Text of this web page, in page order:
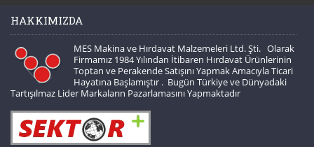
HAKKIMIZDA
MES Makina ve Hırdavat Malzemeleri Ltd. Şti. Olarak
Firmamız 1984 Yılından İtibaren Hırdavat Ürünlerinin
Toptan ve Perakende Satışını Yapmak Amacıyla Ticari
Hayatına Başlamıştır . Bugün Türkiye ve Dünyadaki
Tartışılmaz Lider Markaların Pazarlamasını Yapmaktadır